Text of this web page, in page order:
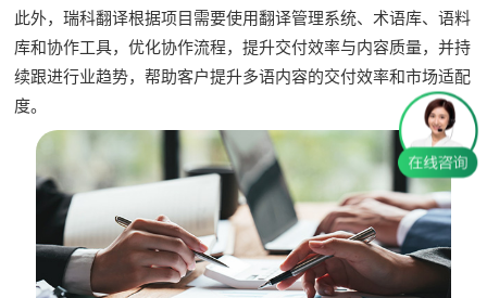
此外，瑞科翻译根据项目需要使用翻译管理系统、术语库、语料
库和协作工具，优化协作流程，提升交付效率与内容质量，并持
续跟进行业趋势，帮助客户提升多语内容的交付效率和市场适配
度。